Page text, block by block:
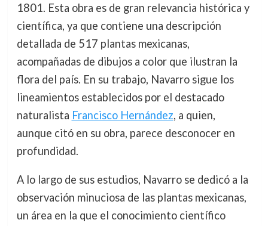
1801. Esta obra es de gran relevancia histórica y
científica, ya que contiene una descripción
detallada de 517 plantas mexicanas,
acompañadas de dibujos a color que ilustran la
flora del país. En su trabajo, Navarro sigue los
lineamientos establecidos por el destacado
naturalista Francisco Hernández, a quien,
aunque citó en su obra, parece desconocer en
profundidad.
A lo largo de sus estudios, Navarro se dedicó a la
observación minuciosa de las plantas mexicanas,
un área en la que el conocimiento científico